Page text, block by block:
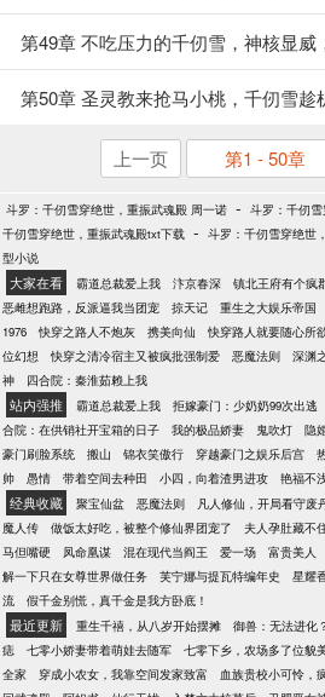
第49章 不吃压力的千仞雪，神核显威
第50章 圣灵教来抢马小桃，千仞雪趁
上一页 第1 - 50章
斗罗：千仞雪穿绝世，重振武魂殿 周一诺 - 斗罗：千仞
千仞雪穿绝世，重振武魂殿txt下载 - 斗罗：千仞雪穿绝世
型小说
大家在看 霸道总裁爱上我 汴京春深 镇北王府有个疯
恶雌想跑路，反派逼我当团宠
掠天记 重生之大娱乐帝国
1976
快穿之路人不炮灰 携美向仙 快穿路人就要随心所
位幻想
快穿之清冷宿主又被疯批强制爱 恶魔法则 深渊
神
四合院：秦淮茹赖上我
站内强推 霸道总裁爱上我 拒嫁豪门：少奶奶99次出逃
合院：在供销社开宝箱的日子
我的极品娇妻 鬼吹灯 隐
豪门刷脸系统
搬山 锦衣笑傲行 穿越豪门之娱乐后宫
帅
愚情 带着空间去种田 小四，向着渣男进攻 艳福不
经典收藏 聚宝仙盆 恶魔法则 凡人修仙，开局看守废
魔人传
做饭太好吃，被整个修仙界团宠了 夫人孕肚藏不
马但嘴硬
凤命凰谋 混在现代当阎王 爱一场 富贵美人
解一下只在女尊世界做任务
芙宁娜与提瓦特编年史 星耀
流
假千金别慌，真千金是我方卧底！
最近更新 重生千禧，从八岁开始摆摊 御兽：无法进化
痣
七零小娇妻带着萌娃去随军 七零下乡，农场多了位貌
全家
穿成小农女，我靠空间发家致富 血族贵校小可怜，